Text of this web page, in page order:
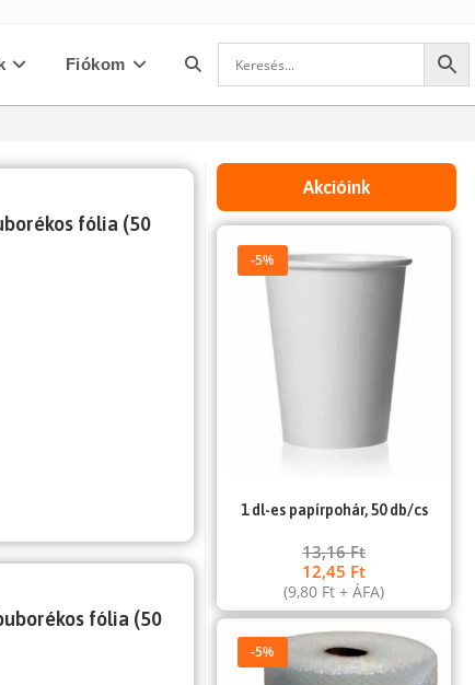
Fiókom Toggle
search
fólia (50
fólia (50
Akcióink
-5%
1 dl-es papírpohár, 50 db/cs
13,16Ft
12,45 Ft
(9,80 Ft + ÁFA)
-5%